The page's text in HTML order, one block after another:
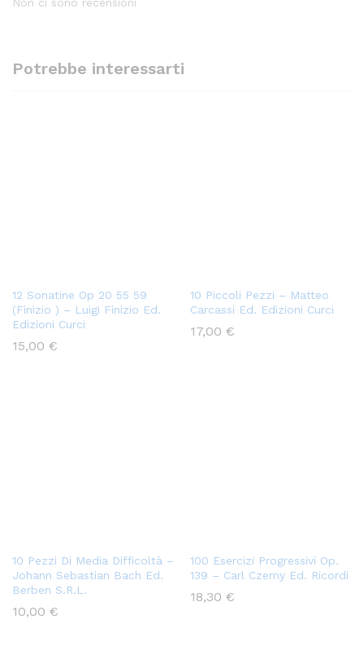
Potrebbe interessarti
12 Sonatine Op 20 55 59
(Finizio ) – Luigi Finizio Ed.
Edizioni Curci
15,00 €
10 Piccoli Pezzi – Matteo
Carcassi Ed. Edizioni Curci
17,00 €
10 Pezzi Di Media Difficoltà –
Johann Sebastian Bach Ed.
Berben S.R.L.
10,00 €
100 Esercizi Progressivi Op.
139 – Carl Czerny Ed. Ricordi
18,30 €